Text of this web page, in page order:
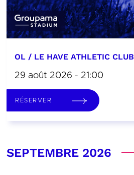
OL / LE HAVE ATHLETIC CLUB
29 août 2026 - 21:00
RÉSERVER
SEPTEMBRE 2026